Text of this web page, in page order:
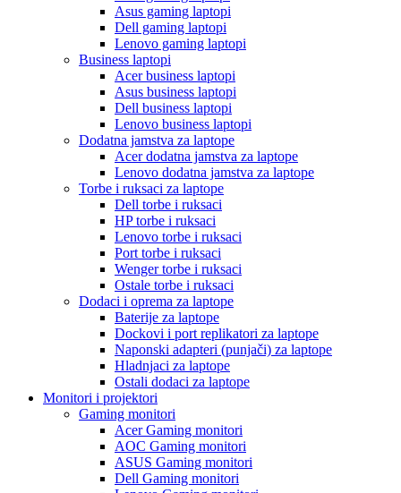
Asus gaming laptopi
Dell gaming laptopi
Lenovo gaming laptopi
Business laptopi
Acer business laptopi
Asus business laptopi
Dell business laptopi
Lenovo business laptopi
Dodatna jamstva za laptope
Acer dodatna jamstva za laptope
Lenovo dodatna jamstva za laptope
Torbe i ruksaci za laptope
Dell torbe i ruksaci
HP torbe i ruksaci
Lenovo torbe i ruksaci
Port torbe i ruksaci
Wenger torbe i ruksaci
Ostale torbe i ruksaci
Dodaci i oprema za laptope
Baterije za laptope
Dockovi i port replikatori za laptope
Naponski adapteri (punjači) za laptope
Hladnjaci za laptope
Ostali dodaci za laptope
Monitori i projektori
Gaming monitori
Acer Gaming monitori
AOC Gaming monitori
ASUS Gaming monitori
Dell Gaming monitori